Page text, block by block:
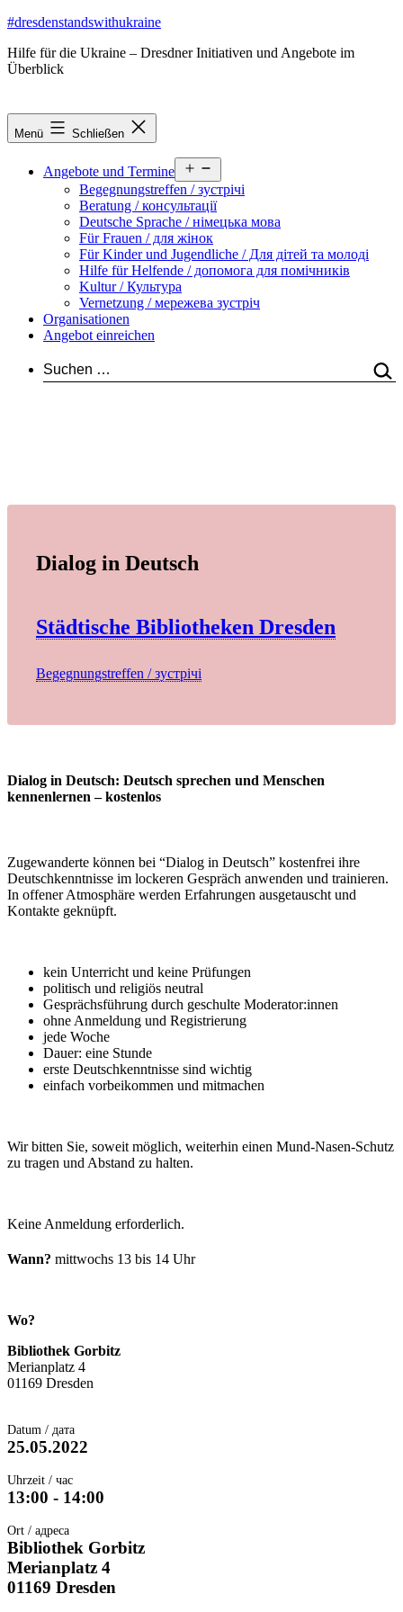
Zum
springen
#dresdenstandswithukraine
Hilfe für die Ukraine – Dresdner Initiativen und Angebote im
Überblick
Menü Schließen
Angebote und Termine
öffnen
Begegnungstreffen / зустрічі
Beratung / консультації
Deutsche Sprache / німецька мова
Für Frauen / для жінок
Für Kinder und Jugendliche / Для дітей та молоді
Hilfe für Helfende / допомога для помічників
Kultur / Культура
Vernetzung / мережева зустріч
Organisationen
Angebot einreichen
Suchen …
Dialog in Deutsch
Städtische Bibliotheken Dresden
Begegnungstreffen / зустрічі
Datum / дата
25.05.2022
Uhrzeit / час
13:00 - 14:00
Ort / адреса
Bibliothek Gorbitz
Merianplatz 4
01169 Dresden
Dialog in Deutsch: Deutsch sprechen und Menschen
kennenlernen – kostenlos
Zugewanderte können bei “Dialog in Deutsch” kostenfrei ihre
Deutschkenntnisse im lockeren Gespräch anwenden und trainieren.
In offener Atmosphäre werden Erfahrungen ausgetauscht und
Kontakte geknüpft.
kein Unterricht und keine Prüfungen
politisch und religiös neutral
Gesprächsführung durch geschulte Moderator:innen
ohne Anmeldung und Registrierung
jede Woche
Dauer: eine Stunde
erste Deutschkenntnisse sind wichtig
einfach vorbeikommen und mitmachen
Wir bitten Sie, soweit möglich, weiterhin einen Mund-Nasen-Schutz
zu tragen und Abstand zu halten.
Keine Anmeldung erforderlich.
Wann? mittwochs 13 bis 14 Uhr
Wo?
Bibliothek Gorbitz
Merianplatz 4
01169 Dresden